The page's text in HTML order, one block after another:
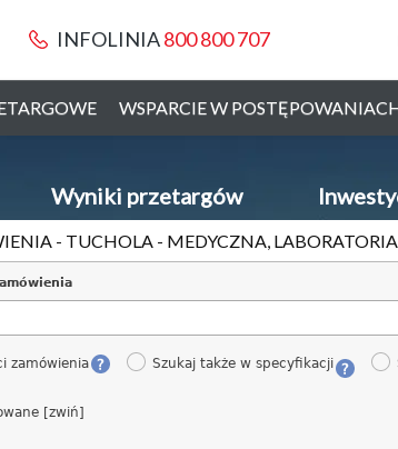
INFOLINIA800 800 707
WSPARCIE W
Wyniki przetargów
- TUCHOLA - MEDYCZNA,
zamówienia Szukaj także w specyfikacji
[zwiń]